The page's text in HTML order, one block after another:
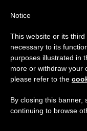
Notice
This website or its
necessary to its
purposes illustrated in
more or withdraw your
please refer to the
By closing this banner,
continuing to browse